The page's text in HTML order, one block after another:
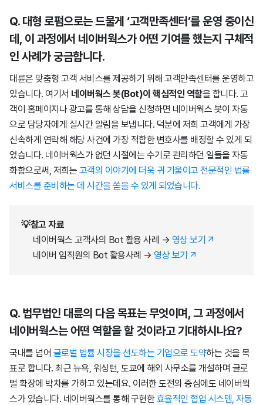
Q. 대형 로펌으로는 드물게 ‘고객만족센터’를 운영 중이신
데, 이 과정에서 네이버웍스가 어떤 기여를 했는지 구체적
인 사례가 궁금합니다.
대륜은 맞춤형 고객 서비스를 제공하기 위해 고객만족센터를 운영하고
있습니다. 여기서 네이버웍스 봇(Bot)이 핵심적인 역할을 합니다. 고
객이 홈페이지나 광고를 통해 상담을 신청하면 네이버웍스 봇이 자동
으로 담당자에게 실시간 알림을 보냅니다. 덕분에 저희 고객에게 가장
신속하게 연락해 해당 사건에 가장 적합한 변호사를 배정할 수 있게 되
었습니다. 네이버웍스가 없던 시절에는 수기로 관리하던 일들을 자동
화함으로써, 저희는 고객의 이야기에 더욱 귀 기울이고 전문적인 법률
서비스를 준비하는 데 시간을 쏟을 수 있게 되었습니다.
💡참고 자료
네이버웍스 고객사의 Bot 활용 사례 → 영상 보기
네이버 임직원의 Bot 활용사례 → 영상 보기
Q. 법무법인 대륜의 다음 목표는 무엇이며, 그 과정에서
네이버웍스는 어떤 역할을 할 것이라고 기대하시나요?
국내를 넘어 글로벌 법률 시장을 선도하는 기업으로 도약하는 것을 목
표로 합니다. 최근 뉴욕, 워싱턴, 도쿄에 해외 사무소를 개설하며 글로
벌 확장에 박차를 가하고 있는데요. 이러한 도전의 중심에도 네이버웍
스가 있습니다. 네이버웍스를 통해 구현한효율적인 협업 시스템, 자동